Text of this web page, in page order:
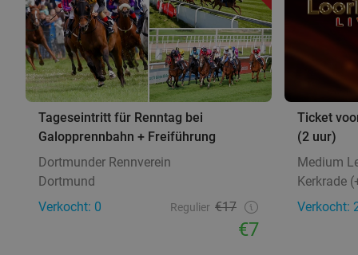
Tageseintritt für Renntag bei
Galopprennbahn + Freiführung
Dortmunder Rennverein
Dortmund
Verkocht: 0
Regulier €17
€7
Ticket
(2 uur)
Medium
Kerkrade
Verkocht: